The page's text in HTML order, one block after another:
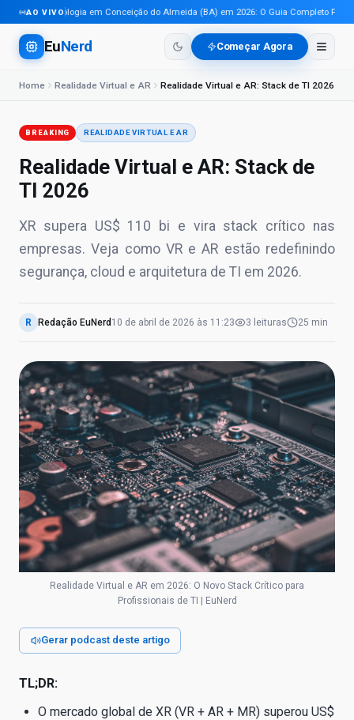
AO VIVO
Tecnologia em Conceição do Almeida (BA) em 2026: O Guia Completo Para
EuNerd Começar Agora
Home Realidade Virtual e AR Realidade Virtual e AR: Stack de TI 2026
BREAKING REALIDADE VIRTUAL E AR
Realidade Virtual e AR: Stack de
TI 2026
XR supera US$ 110 bi e vira stack crítico nas
empresas. Veja como VR e AR estão redefinindo
segurança, cloud e arquitetura de TI em 2026.
R Redação EuNerd 10 de abril de 2026 às 11:23 3 leituras 25 min
Realidade Virtual e AR em 2026: O Novo Stack Crítico para
Profissionais de TI | EuNerd
Gerar podcast deste artigo
TL;DR:
O mercado global de XR (VR + AR + MR) superou US$